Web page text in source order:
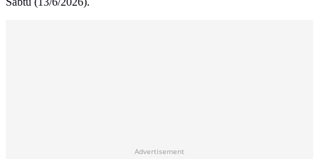
Advertisement